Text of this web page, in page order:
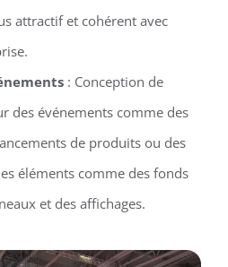
attractif et cohérent avec
: Conception de
des événements comme des
de produits ou des
éléments comme des fonds
et des affichages.